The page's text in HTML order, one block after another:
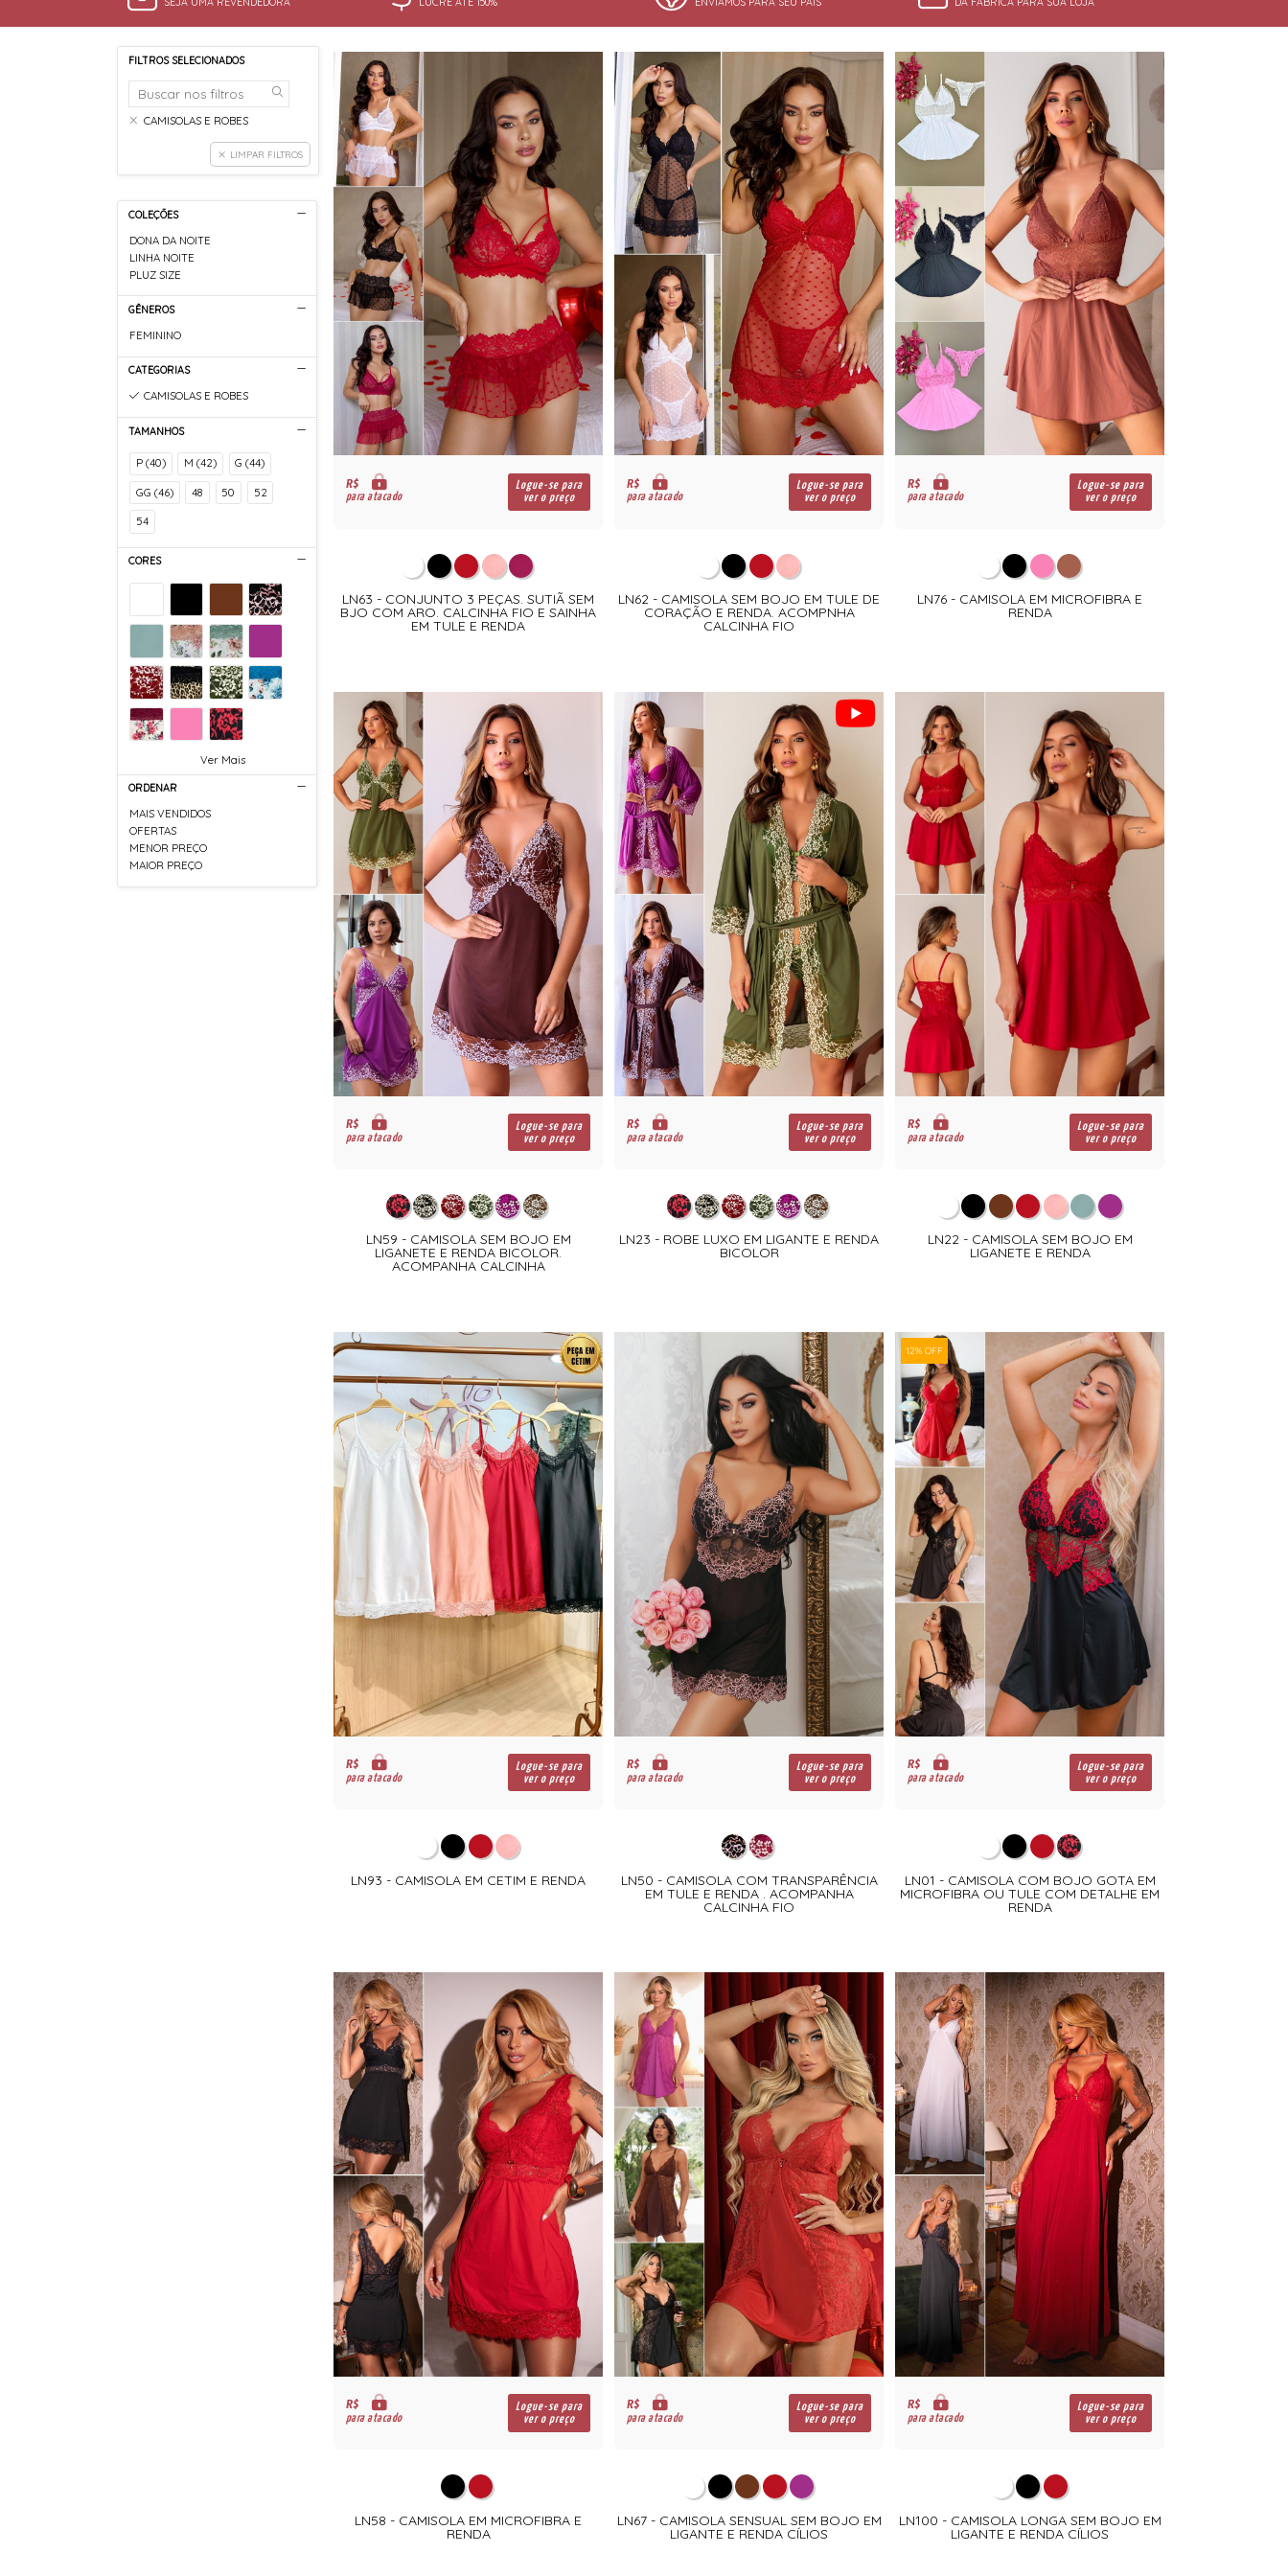
FILTROS SELECIONADOS
CAMISOLAS E ROBES
LIMPAR FILTROS
COLEÇÕES
DONA DA NOITE
LINHA NOITE
PLUZ SIZE
GÊNEROS
FEMININO
CATEGORIAS
CAMISOLAS E ROBES
TAMANHOS
P (40) M (42) G (44)
GG (46) 48 50 52
54
CORES
Ver Mais
ORDENAR
MAIS VENDIDOS
OFERTAS
MENOR PREÇO
MAIOR PREÇO
R$
para atacado
Logue-se para
ver o preço
LN63 - CONJUNTO 3 PEÇAS. SUTIÃ SEM
BJO COM ARO. CALCINHA FIO E SAINHA
EM TULE E RENDA
R$
para atacado
Logue-se para
ver o preço
LN62 - CAMISOLA SEM BOJO EM TULE DE
CORAÇÃO E RENDA. ACOMPNHA
CALCINHA FIO
R$
para atacado
Logue-se para
ver o preço
LN76 - CAMISOLA EM MICROFIBRA E
RENDA
R$
para atacado
Logue-se para
ver o preço
LN59 - CAMISOLA SEM BOJO EM
LIGANETE E RENDA BICOLOR.
ACOMPANHA CALCINHA
R$
para atacado
Logue-se para
ver o preço
LN23 - ROBE LUXO EM LIGANTE E RENDA
BICOLOR
R$
para atacado
Logue-se para
ver o preço
LN22 - CAMISOLA SEM BOJO EM
LIGANETE E RENDA
R$
para atacado
Logue-se para
ver o preço
LN93 - CAMISOLA EM CETIM E RENDA
R$
para atacado
Logue-se para
ver o preço
LN50 - CAMISOLA COM TRANSPARÊNCIA
EM TULE E RENDA . ACOMPANHA
CALCINHA FIO
12% OFF
R$
para atacado
Logue-se para
ver o preço
LN01 - CAMISOLA COM BOJO GOTA EM
MICROFIBRA OU TULE COM DETALHE EM
RENDA
R$
para atacado
Logue-se para
ver o preço
LN58 - CAMISOLA EM MICROFIBRA E
RENDA
R$
para atacado
Logue-se para
ver o preço
LN67 - CAMISOLA SENSUAL SEM BOJO EM
LIGANTE E RENDA CÍLIOS
R$
para atacado
Logue-se para
ver o preço
LN100 - CAMISOLA LONGA SEM BOJO EM
LIGANTE E RENDA CÍLIOS